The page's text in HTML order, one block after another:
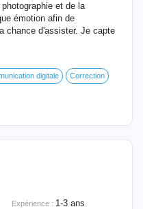
et de la
émotion afin de
chance d'assister. Je capte
digitale Correction
Expérience : 1-3 ans